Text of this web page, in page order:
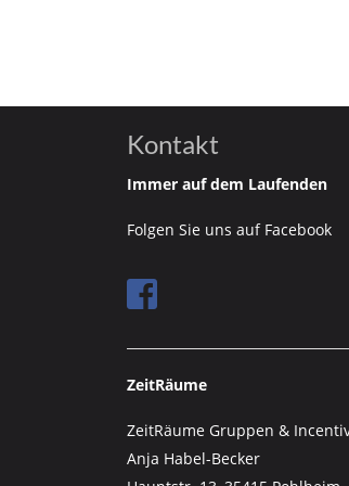
Kontakt
Immer auf dem Laufenden
Folgen Sie uns auf Facebook
ZeitRäume
ZeitRäume Gruppen &
Anja Habel-Becker